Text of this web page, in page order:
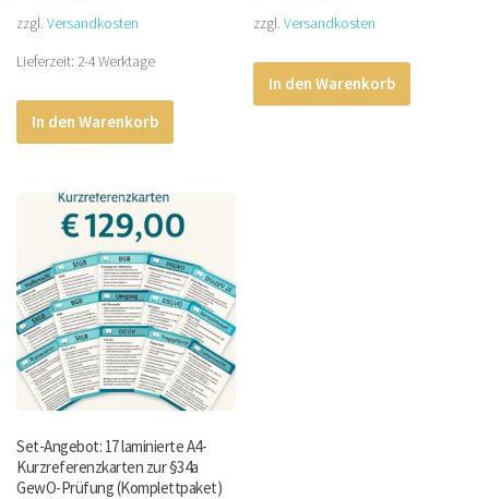
11,99 €9,99 €.
zzgl. Versandkosten
Lieferzeit: 2-4 Werktage
In den Warenkorb
13,99 € 11,99 €.
zzgl.Versandkosten
In den Warenkorb
Set-Angebot: 17 laminierte A4-
Kurzreferenzkarten zur §34a
GewO-Prüfung (Komplettpaket)